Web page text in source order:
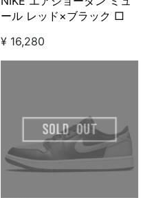
ール レッド×ブラック □
¥ 16,280